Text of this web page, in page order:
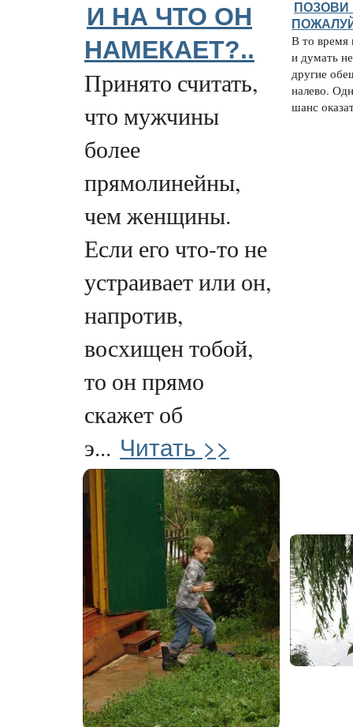
И НА ЧТО ОН
НАМЕКАЕТ?..
Принято считать,
что мужчины
более
прямолинейны,
чем женщины.
Если его что-то не
устраивает или он,
напротив,
восхищен тобой,
то он прямо
скажет об
э... Читать >>
ПОЗОВИ
В то время
и думать
другие
налево.
шанс